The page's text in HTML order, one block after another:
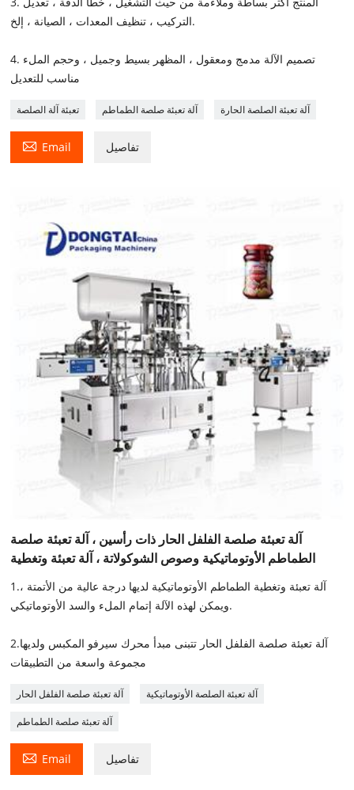
التركيب ، تنظيف المعدات ، الصيانة ، إلخ.
4. تصميم الآلة مدمج ومعقول ، المظهر بسيط وجميل ، وحجم الملء
مناسب للتعديل
تعبئة آلة الصلصة آلة تعبئة صلصة الطماطم آلة تعبئة الصلصة الحارة
 Email تفاصيل
آلة تعبئة صلصة الفلفل الحار ذات رأسين ، آلة تعبئة صلصة
الطماطم الأوتوماتيكية وصوص الشوكولاتة ، آلة تعبئة وتغطية
1.آلة تعبئة وتغطية الطماطم الأوتوماتيكية لديها درجة عالية من الأتمتة ،
ويمكن لهذه الآلة إتمام الملء والسد الأوتوماتيكي.
2.آلة تعبئة صلصة الفلفل الحار تتبنى مبدأ محرك سيرفو المكبس ولديها
مجموعة واسعة من التطبيقات
آلة تعبئة صلصة الفلفل الحار آلة تعبئة الصلصة الأوتوماتيكية
آلة تعبئة صلصة الطماطم
 Email تفاصيل